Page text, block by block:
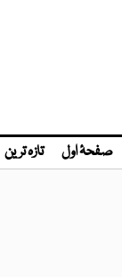
صفحۂ اول تازہ ترین